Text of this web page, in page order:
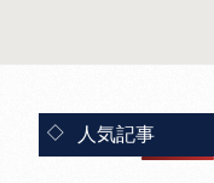
人気記事